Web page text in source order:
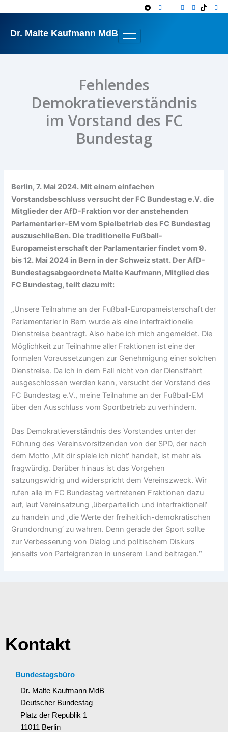
springen
Dr. Malte Kaufmann MdB
Fehlendes
Demokratieverständnis
im Vorstand des FC
Bundestag
Berlin, 7. Mai 2024. Mit einem einfachen
Vorstandsbeschluss versucht der FC Bundestag e.V. die
Mitglieder der AfD-Fraktion vor der anstehenden
Parlamentarier-EM vom Spielbetrieb des FC Bundestag
auszuschließen. Die traditionelle Fußball-
Europameisterschaft der Parlamentarier findet vom 9.
bis 12. Mai 2024 in Bern in der Schweiz statt. Der AfD-
Bundestagsabgeordnete Malte Kaufmann, Mitglied des
FC Bundestag, teilt dazu mit:
„Unsere Teilnahme an der Fußball-Europameisterschaft der
Parlamentarier in Bern wurde als eine interfraktionelle
Dienstreise beantragt. Also habe ich mich angemeldet. Die
Möglichkeit zur Teilnahme aller Fraktionen ist eine der
formalen Voraussetzungen zur Genehmigung einer solchen
Dienstreise. Da ich in dem Fall nicht von der Dienstfahrt
ausgeschlossen werden kann, versucht der Vorstand des
FC Bundestag e.V., meine Teilnahme an der Fußball-EM
über den Ausschluss vom Sportbetrieb zu verhindern.
Das Demokratieverständnis des Vorstandes unter der
Führung des Vereinsvorsitzenden von der SPD, der nach
dem Motto ,Mit dir spiele ich nicht‘ handelt, ist mehr als
fragwürdig. Darüber hinaus ist das Vorgehen
satzungswidrig und widerspricht dem Vereinszweck. Wir
rufen alle im FC Bundestag vertretenen Fraktionen dazu
auf, laut Vereinsatzung ,überparteilich und interfraktionell‘
zu handeln und ,die Werte der freiheitlich-demokratischen
Grundordnung‘ zu wahren. Denn gerade der Sport sollte
zur Verbesserung von Dialog und politischem Diskurs
jenseits von Parteigrenzen in unserem Land beitragen.“
Kontakt
Bundestagsbüro
Dr. Malte Kaufmann MdB
Deutscher Bundestag
Platz der Republik 1
11011 Berlin